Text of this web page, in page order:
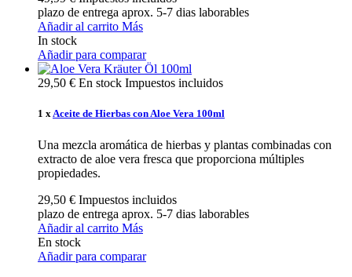
plazo de entrega aprox. 5-7 dias laborables
Añadir al carrito Más
In stock
Añadir para comparar
29,50 € En stock Impuestos incluidos
1 xAceite de Hierbas con Aloe Vera 100ml
Una mezcla aromática de hierbas y plantas combinadas con
extracto de aloe vera fresca que proporciona múltiples
propiedades.
29,50 € Impuestos incluidos
plazo de entrega aprox. 5-7 dias laborables
Añadir al carrito Más
En stock
Añadir para comparar